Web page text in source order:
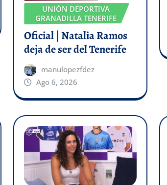
UNIÓN DEPORTIVA
GRANADILLA TENERIFE
Oficial | Natalia Ramos
deja de ser del Tenerife
manulopezfdez
Ago 6, 2026